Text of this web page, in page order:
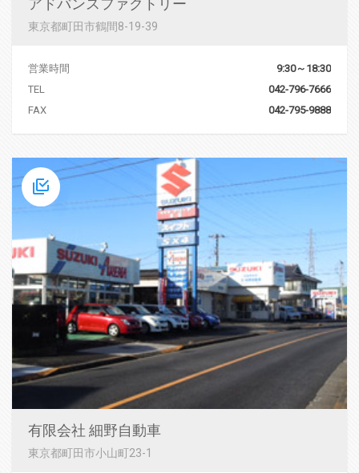
アドバンスファクトリー
東京都町田市鶴間8-19-39
営業時間
9:30～18:30
TEL
042-796-7666
FAX
042-795-9888
有限会社 細野自動車
東京都町田市小山町23-1